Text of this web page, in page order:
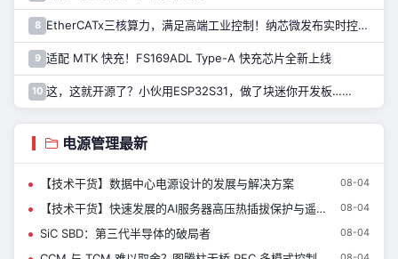
8 EtherCATx三核算力，满足高端工业控制！纳芯微发布实时控制MCU/DSP NS800RTA7系列
9 适配 MTK 快充！FS169ADL Type-A 快充芯片全新上线
10 这，这就开源了？小伙用ESP32S31，做了块迷你开发板……
电源管理最新
【技术干货】数据中心电源设计的发展与解决方案 08-04
【技术干货】快速发展的AI服务器高压热插拔保护与遥测技术 08-04
SiC SBD：第三代半导体的破局者 08-04